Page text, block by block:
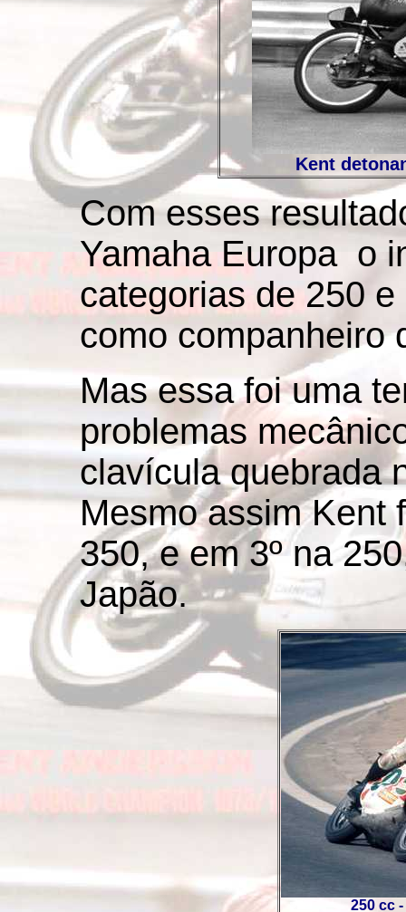
Kent
Com esses
Yamaha Europa o
categorias de 250
como companheiro
Mas essa foi uma
problemas
clavícula quebrada
Mesmo assim Kent
350, e em 3º na
Japão.
250 cc